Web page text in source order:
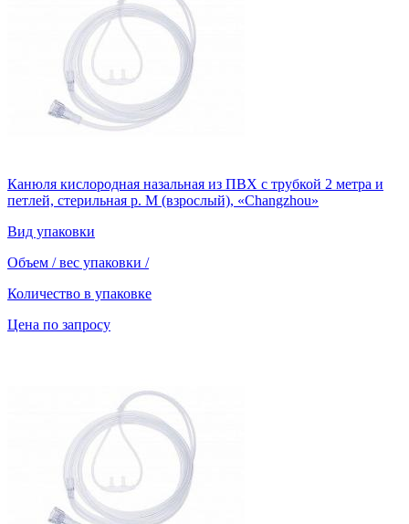
Канюля кислородная назальная из ПВХ с трубкой 2 метра и
петлей, стерильная р. М (взрослый), «Changzhou»
Вид упаковки
Объем / вес упаковки /
Количество в упаковке
Цена по запросу